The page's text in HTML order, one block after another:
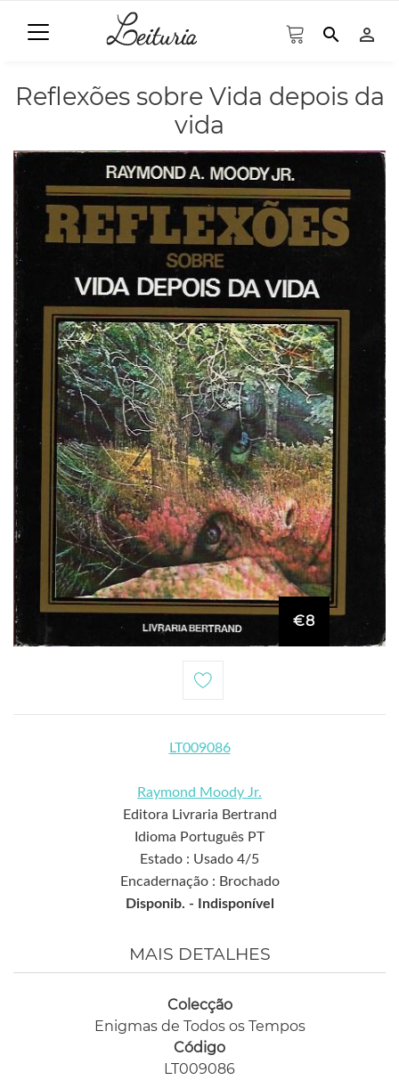
search person_outline
Reflexões sobre Vida depois da
vida
€8
LT009086
Raymond Moody Jr.
Editora Livraria Bertrand
Idioma Português PT
Estado : Usado 4/5
Encadernação : Brochado
Disponib. -
Indisponível
MAIS DETALHES
Colecção
Enigmas de Todos os Tempos
Código
LT009086